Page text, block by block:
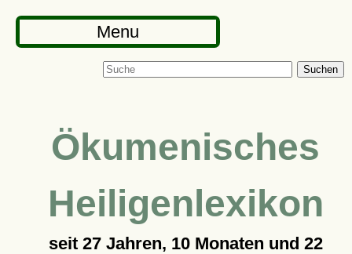
Menu
Suchen
Ökumenisches
Heiligenlexikon
seit 27 Jahren, 10 Monaten und 22